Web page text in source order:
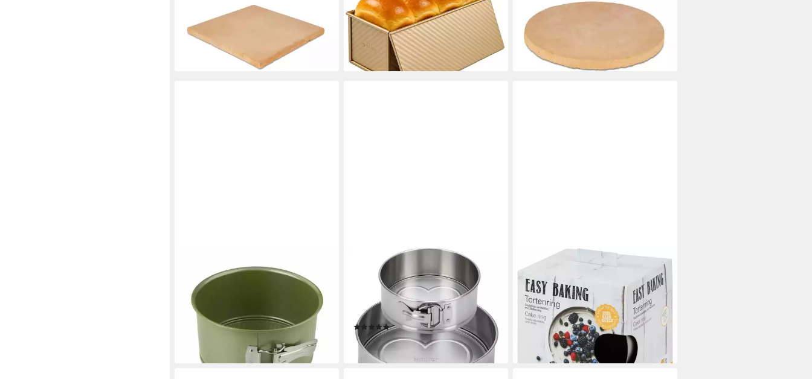
Backergebnisse
69,00 €
lieferbar - in 6-8 Werktagen bei dir
Backform
16,99 € UVP39,99 €
(1,70 €/ 1 Stk)
-58%
lieferbar - in 6-7 Werktagen bei dir
gleichmäßige Backergebnisse
69,00 €
lieferbar - in 6-8 Werktagen bei dir
Springform Mit Hohem Rand Green
Vision, 18 cm, Made in Germany
ab 15,19 €
lieferbar - in 3-4 Werktagen bei dir
Springform Kuchenform Edelstahl
Backform unbeschichtet PFAS-frei
2er Set 18/25 cm, (Springform-Set
4-tlg)
(2)
38,99 €
lieferbar - in 2-3 Werktagen bei dir
BIRKMANN
Tortenring Easy Baking Extra Hoch,
Edelstahl
32,95 €
lieferbar - in 2-3 Werktagen bei dir